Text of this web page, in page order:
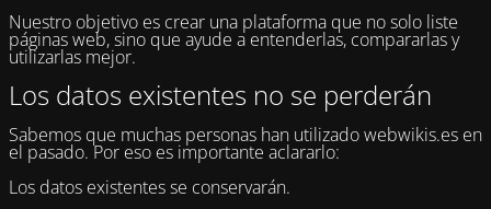
Nuestro objetivo es crear una plataforma que no solo liste
páginas web, sino que ayude a entenderlas, compararlas y
utilizarlas mejor.
Los datos existentes no se perderán
Sabemos que muchas personas han utilizado webwikis.es en
el pasado. Por eso es importante aclararlo:
Los datos existentes se conservarán.